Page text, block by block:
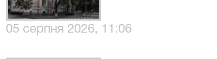
05 серпня 2026, 11:06